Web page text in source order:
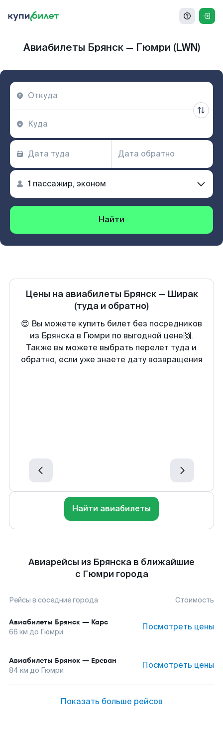
Авиабилеты Брянск — Гюмри (LWN)
Найти
Цены на авиабилеты Брянск— Ширак
(туда и обратно)
😍 Вы можете купить билет без посредников
из Брянска в Гюмри по выгодной цене🙌.
Также вы можете выбрать перелет туда и
обратно, если уже знаете дату возвращения
Найти авиабилеты
Авиарейсы из Брянска в ближайшие
с Гюмри города
Рейсы в соседние города Стоимость
Авиабилеты Брянск — Карс
66 км до Гюмри Посмотреть цены
Авиабилеты Брянск — Ереван
84 км до Гюмри Посмотреть цены
Показать больше рейсов